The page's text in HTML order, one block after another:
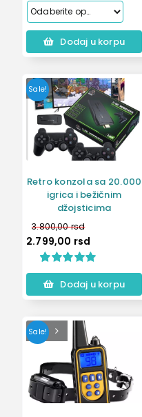
osnovu
ocene kupca
Dodaj u korpu
Sale!
Retro konzola sa 20.000
igrica i bežičnim
džojsticima
3.800,00rsd
2.799,00 rsd
Ocenjeno
5.00 od 5 na
osnovu
5
kupaca
Dodaj u korpu
Sale!